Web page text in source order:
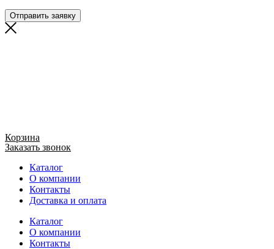
Отправить заявку
Корзина
Заказать звонок
Каталог
О компании
Контакты
Доставка и оплата
Каталог
О компании
Контакты